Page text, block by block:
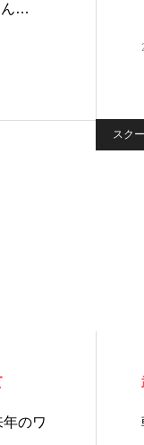
ん…
のワ
スク